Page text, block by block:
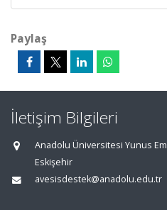
Paylaş
İletişim Bilgileri
Anadolu Üniversitesi Yunus
Eskişehir
avesisdestek@anadolu.edu.tr